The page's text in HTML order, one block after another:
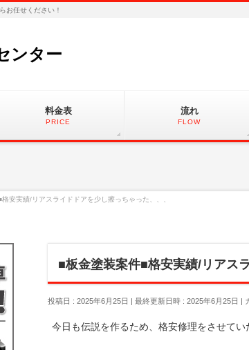
お任せください！
ンター
料金表
PRICE
流れ
FLOW
安実績/リアスライドドアを少し擦っちゃった、、、
■板金塗装案件■格安実績/リアス
投稿日 : 2025年6月25日 最終更新日時 : 2025年6月25日
今日も伝説を作るため、格安修理をさせてい